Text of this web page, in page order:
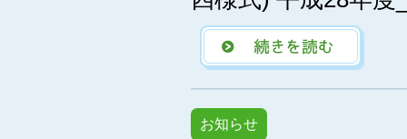
お知らせ